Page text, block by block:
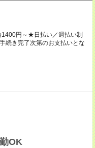
円～★日払い／週払い制
続き完了次第のお支払いとな
OK